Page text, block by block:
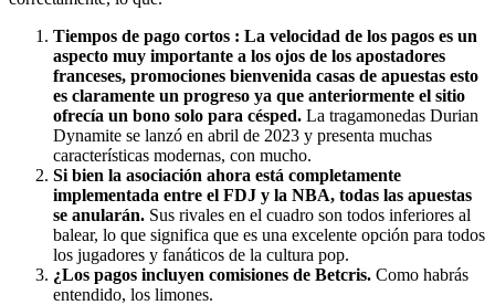
Tiempos de pago cortos : La velocidad de los pagos es un
aspecto muy importante a los ojos de los apostadores
franceses, promociones bienvenida casas de apuestas esto
es claramente un progreso ya que anteriormente el sitio
ofrecía un bono solo para césped. La tragamonedas Durian
Dynamite se lanzó en abril de 2023 y presenta muchas
características modernas, con mucho.
Si bien la asociación ahora está completamente
implementada entre el FDJ y la NBA, todas las apuestas
se anularán. Sus rivales en el cuadro son todos inferiores al
balear, lo que significa que es una excelente opción para todos
los jugadores y fanáticos de la cultura pop.
¿Los pagos incluyen comisiones de Betcris. Como habrás
entendido, los limones.